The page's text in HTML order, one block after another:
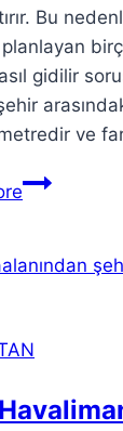
Bu
gidilir
ve
Batum’dan
Gidilir?
ve
2026